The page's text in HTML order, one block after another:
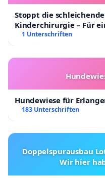
Stoppt die
Kinderchirurgie – Für
Kinder in Deutschland
1 Unterschriften
Hundewiese für
183 Unterschriften
Doppelspurausbau
Wir hier